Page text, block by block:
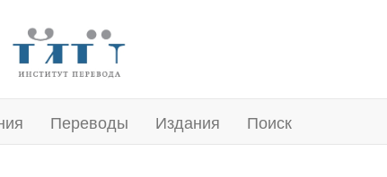
Переводы Издания Поиск